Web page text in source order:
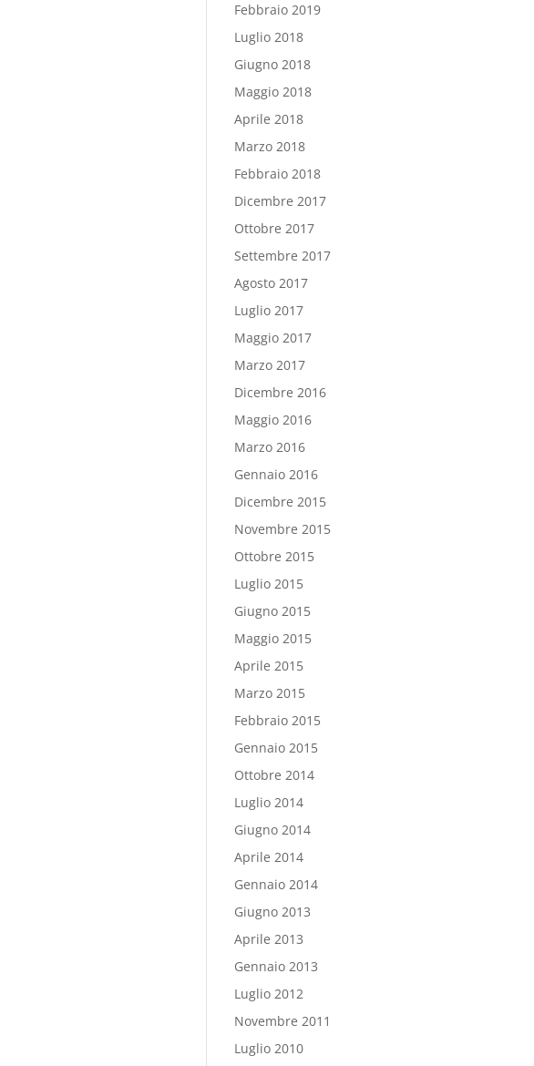
Febbraio 2019
Luglio 2018
Giugno 2018
Maggio 2018
Aprile 2018
Marzo 2018
Febbraio 2018
Dicembre 2017
Ottobre 2017
Settembre 2017
Agosto 2017
Luglio 2017
Maggio 2017
Marzo 2017
Dicembre 2016
Maggio 2016
Marzo 2016
Gennaio 2016
Dicembre 2015
Novembre 2015
Ottobre 2015
Luglio 2015
Giugno 2015
Maggio 2015
Aprile 2015
Marzo 2015
Febbraio 2015
Gennaio 2015
Ottobre 2014
Luglio 2014
Giugno 2014
Aprile 2014
Gennaio 2014
Giugno 2013
Aprile 2013
Gennaio 2013
Luglio 2012
Novembre 2011
Luglio 2010